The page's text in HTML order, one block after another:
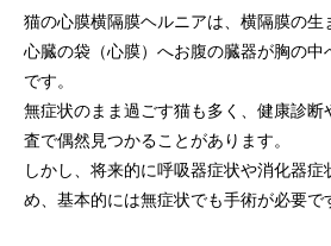
画像診断科
猫の心膜横隔膜ヘルニアは、横隔膜の生
心臓の袋（心膜）へお腹の臓器が胸の
です。
無症状のまま過ごす猫も多く、健康診断
査で偶然見つかることがあります。
しかし、将来的に呼吸器症状や消化器
め、基本的には無症状でも手術が必要で